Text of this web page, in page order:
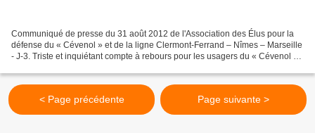
Communiqué de presse du 31 août 2012 de l'Association des Élus pour la
défense du « Cévenol » et de la ligne Clermont-Ferrand – Nîmes – Marseille
- J-3. Triste et inquiétant compte à rebours pour les usagers du « Cévenol ».
< Page précédente Page suivante >